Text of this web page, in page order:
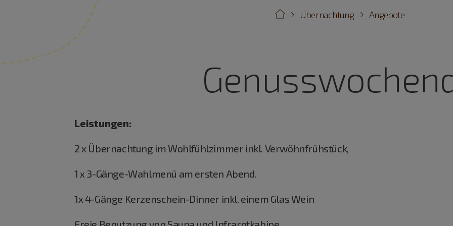
Angebote
Übernachtung
Leistungen:
2 x Übernachtung im Wohlfühlzimmer inkl. Verwöhnfrühstück,
1 x 3-Gänge-Wahlmenü am ersten Abend.
1x 4-Gänge Kerzenschein-Dinner inkl. einem Glas Wein